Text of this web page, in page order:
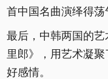
首中国名曲演绎得荡
最后，中韩两国的
里郎》，用艺术凝
好感情。